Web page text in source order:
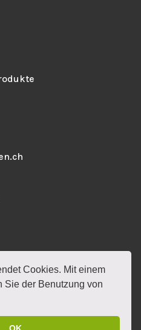
Cookies. Mit einem
Sie der Benutzung von
SHOP
ROTAX